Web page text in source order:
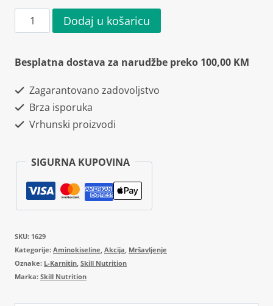
Skill
Nutrition
Acetyl
Carnitine
1000mg
Dodaj u košaricu
Besplatna dostava za narudžbe preko 100,00 KM
Zagarantovano zadovoljstvo
Brza isporuka
Vrhunski proizvodi
SIGURNA KUPOVINA
SKU: 1629
Kategorije: Aminokiseline Akcija Mršavljenje
Oznake: L-Karnitin Skill Nutrition
Marka: Skill Nutrition